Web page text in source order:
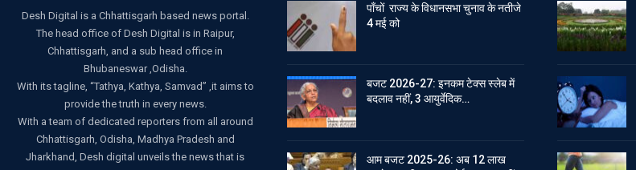
Desh Digital is a Chhattisgarh based news portal.
The head office of Desh Digital is in Raipur,
Chhattisgarh, and a sub head office in
Bhubaneswar ,Odisha.
With its tagline, “Tathya, Kathya, Samvad” ,it aims to
provide the truth in every news.
With a team of dedicated reporters from all around
Chhattisgarh, Odisha, Madhya Pradesh and
Jharkhand, Desh digital unveils the news that is
पाँचों राज्य के विधानसभा चुनाव के नतीजे
4 मई को
बजट 2026-27: इनकम टेक्स स्लेब में
बदलाव नहीं, 3 आयुर्वेदिक…
आम बजट 2025-26: अब 12 लाख